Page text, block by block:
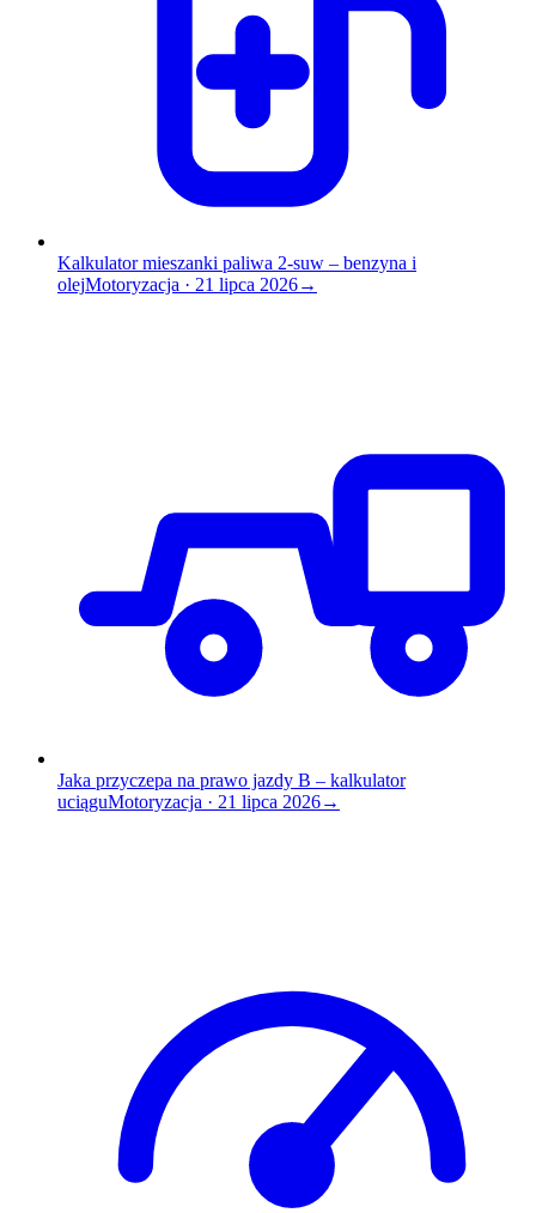
Kalkulator mieszanki paliwa 2-suw – benzyna i
olejMotoryzacja · 21 lipca 2026→
Jaka przyczepa na prawo jazdy B – kalkulator
uciąguMotoryzacja · 21 lipca 2026→